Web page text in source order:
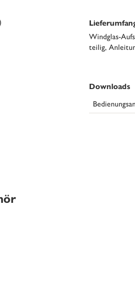
Windglas-
teilig,
Downloads